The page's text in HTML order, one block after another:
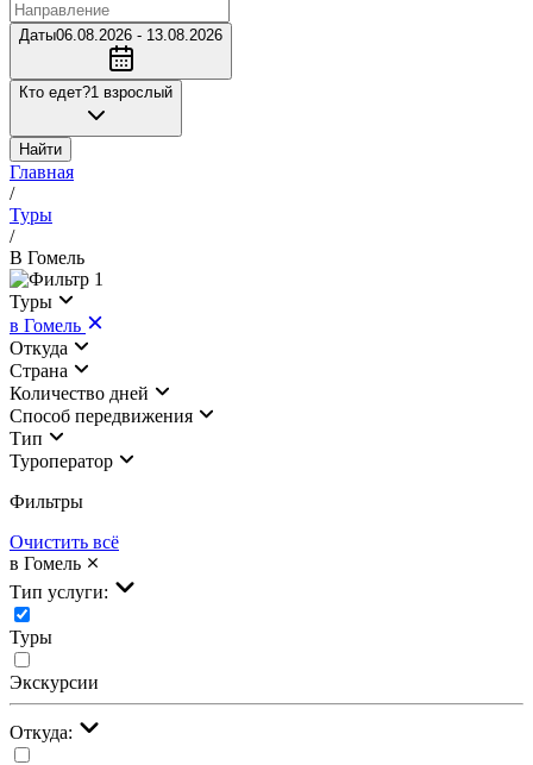
Даты06.08.2026 - 13.08.2026
Кто едет?1 взрослый
Найти
Главная
/
Туры
/
В Гомель
1
Туры
в Гомель
Откуда
Страна
Количество дней
Cпособ передвижения
Тип
Туроператор
Фильтры
Очистить всё
в Гомель
Тип услуги:
Туры
Экскурсии
Откуда: